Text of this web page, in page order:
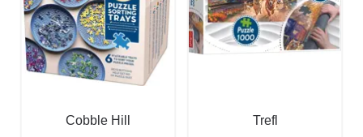
Cobble Hill
Trefl